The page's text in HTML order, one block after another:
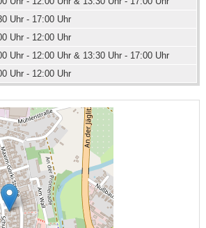
Uhr - 17:00 Uhr
Uhr - 12:00 Uhr
Uhr - 12:00 Uhr & 13:30 Uhr - 17:00 Uhr
Uhr - 12:00 Uhr